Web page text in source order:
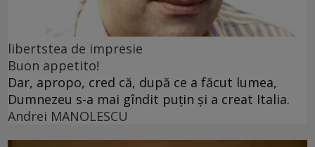
libertstea de impresie
Buon appetito!
Dar, apropo, cred că, după ce a făcut lumea,
Dumnezeu s-a mai gîndit puțin și a creat Italia.
Andrei MANOLESCU